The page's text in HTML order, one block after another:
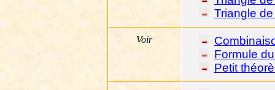
Triangle
Voir
Formule
Petit